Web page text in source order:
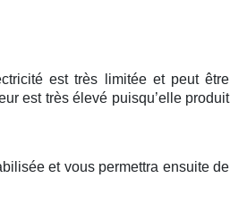
est très limitée et peut être
est très élevé puisqu’elle produit
et vous permettra ensuite de